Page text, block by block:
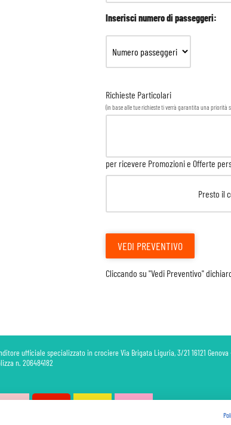
Inserisci numero di passeggeri:
Richieste Particolari
(in base alle tue richieste ti verrà garantita una priorità
per ricevere Promozioni e Offerte
Presto il
VEDI PREVENTIVO
Cliccando su "Vedi Preventivo"
ufficiale specializzato in crociere Via Brigata Liguria, 3/21 16121 Genova
n. 206484182